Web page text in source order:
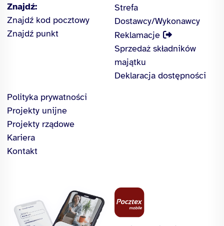
Znajdź:
Znajdź kod pocztowy
Znajdź punkt
Strefa
Dostawcy/Wykonawcy
Reklamacje
Sprzedaż składników
majątku
Deklaracja dostępności
Polityka prywatności
Projekty unijne
Projekty rządowe
Kariera
Kontakt